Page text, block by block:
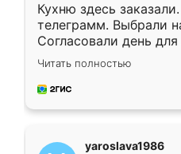
Кухню здесь
телеграмм. Выбрали
Согласовали день
недели кухня была
довольны работой.
мебель за
Читать полностью
yaroslava1986